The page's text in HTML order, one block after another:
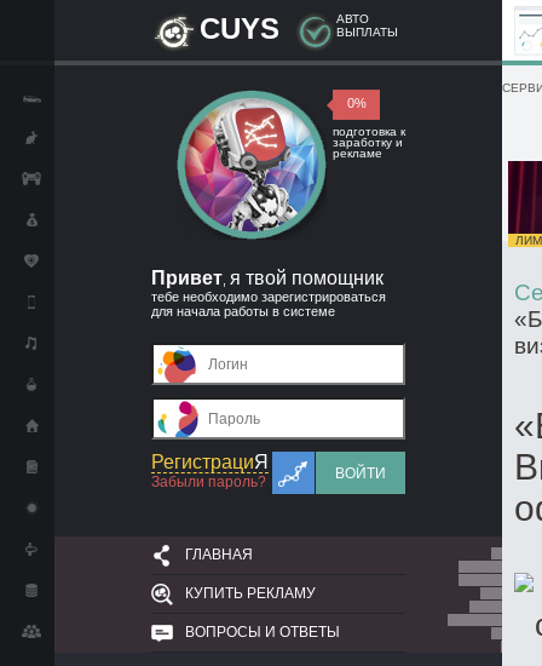
CUYS
АВТО
ВЫПЛАТЫ
0%
подготовка к
заработку и
рекламе
Привет я твой помощник
тебе необходимо зарегистрироваться
для начала работы в системе
РегистрациЯ
Забыли пароль?
ВОЙТИ
ГЛАВНАЯ
КУПИТЬ РЕКЛАМУ
ВОПРОСЫ И ОТВЕТЫ